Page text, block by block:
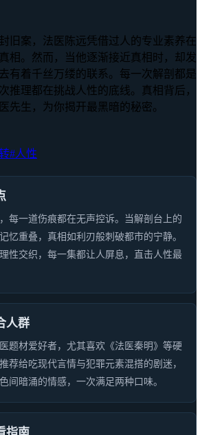
旧案，法医陈远凭借过人的专业素养在
相。然而，当他逐渐接近真相时，却发
有着千丝万缕的联系。每一次解剖都是
推理都在挑战人性的底线。真相背后，
先生，为你揭开最黑暗的秘密。
#人性
每一道伤痕都在无声控诉。当解剖台上的
忆重叠，真相如利刃般刺破都市的宁静。
性交织，每一集都让人屏息，直击人性最
人群
题材爱好者，尤其喜欢《法医秦明》等硬
荐给吃现代言情与犯罪元素混搭的剧迷，
间暗涌的情感，一次满足两种口味。